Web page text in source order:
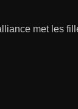
met les